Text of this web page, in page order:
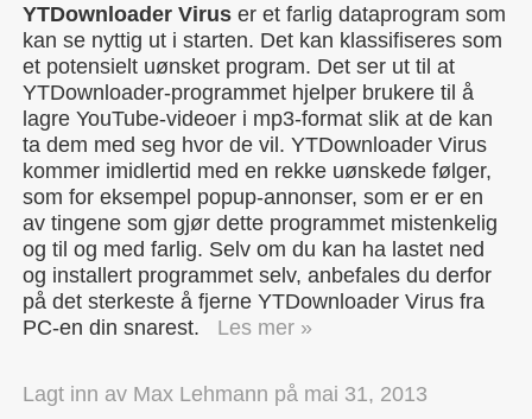
YTDownloader Virus er et farlig dataprogram som
kan se nyttig ut i starten. Det kan klassifiseres som
et potensielt uønsket program. Det ser ut til at
YTDownloader-programmet hjelper brukere til å
lagre YouTube-videoer i mp3-format slik at de kan
ta dem med seg hvor de vil. YTDownloader Virus
kommer imidlertid med en rekke uønskede følger,
som for eksempel popup-annonser, som er er en
av tingene som gjør dette programmet mistenkelig
og til og med farlig. Selv om du kan ha lastet ned
og installert programmet selv, anbefales du derfor
på det sterkeste å fjerne YTDownloader Virus fra
PC-en din snarest.
Les mer »
Lagt inn av Max Lehmann på mai 31, 2013